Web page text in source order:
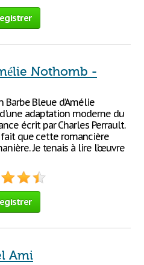
Nothomb -
Barbe Bleue d’Amélie
adaptation moderne du
écrit par Charles Perrault.
que cette romancière
Je tenais à lire l’œuvre
Ami